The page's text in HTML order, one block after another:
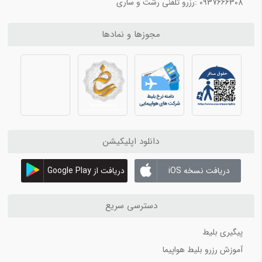
اجاره یات در کیش
فرودگاه بین المللی آل مکتوم
بهترین شرکت های اجاره ماشین در کیش 1402
کیش آنلاین 3
اجاره ماشین در کیش با کیش اسپید
بهترین سایت های اجاره موتور در کیش
کیش آنلاین 4
مجوزها و نمادها
دانلود اپلیکیشن
دریافت نسخه iOS دریافت از Google Play
دسترسی سریع
پیگیری بلیط
آموزش رزرو بلیط هواپیما